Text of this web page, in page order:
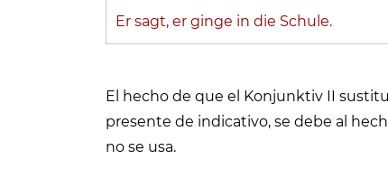
Er sagt, er ginge in die Schule.
El hecho de que el Konjunktiv II
presente de indicativo, se debe al
no se usa.